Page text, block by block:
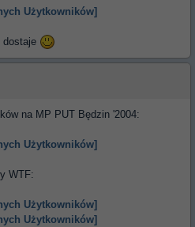
Użytkowników]
dostaje
na MP PUT Będzin '2004:
Użytkowników]
WTF:
Użytkowników]
Użytkowników]